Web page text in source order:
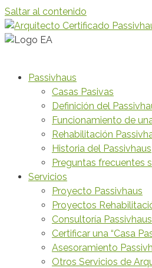
Saltar al contenido
Passivhaus
Casas Pasivas
Definición del
Funcionamiento de
Rehabilitación
Historia del Passivhaus
Preguntas frecuentes
Servicios
Proyecto Passivhaus
Proyectos
Consultoría Passivhaus
Certificar una “Casa
Asesoramiento
Otros Servicios de